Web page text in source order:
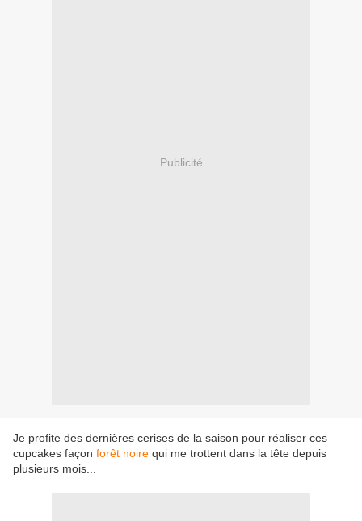
Publicité
Je profite des dernières cerises de la saison pour réaliser ces
cupcakes façon forêt noire qui me trottent dans la tête depuis
plusieurs mois...